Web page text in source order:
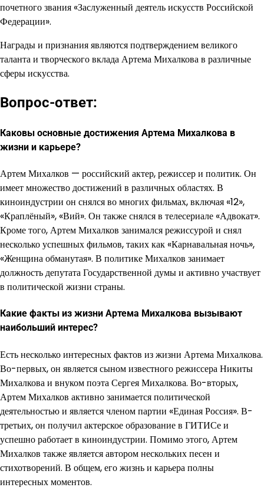
почетного звания «Заслуженный деятель искусств Российской
Федерации».
Награды и признания являются подтверждением великого
таланта и творческого вклада Артема Михалкова в различные
сферы искусства.
Вопрос-ответ:
Каковы основные достижения Артема Михалкова в
жизни и карьере?
Артем Михалков — российский актер, режиссер и политик. Он
имеет множество достижений в различных областях. В
киноиндустрии он снялся во многих фильмах, включая «12»,
«Краплёный», «Вий». Он также снялся в телесериале «Адвокат».
Кроме того, Артем Михалков занимался режиссурой и снял
несколько успешных фильмов, таких как «Карнавальная ночь»,
«Женщина обманутая». В политике Михалков занимает
должность депутата Государственной думы и активно участвует
в политической жизни страны.
Какие факты из жизни Артема Михалкова вызывают
наибольший интерес?
Есть несколько интересных фактов из жизни Артема Михалкова.
Во-первых, он является сыном известного режиссера Никиты
Михалкова и внуком поэта Сергея Михалкова. Во-вторых,
Артем Михалков активно занимается политической
деятельностью и является членом партии «Единая Россия». В-
третьих, он получил актерское образование в ГИТИСе и
успешно работает в киноиндустрии. Помимо этого, Артем
Михалков также является автором нескольких песен и
стихотворений. В общем, его жизнь и карьера полны
интересных моментов.